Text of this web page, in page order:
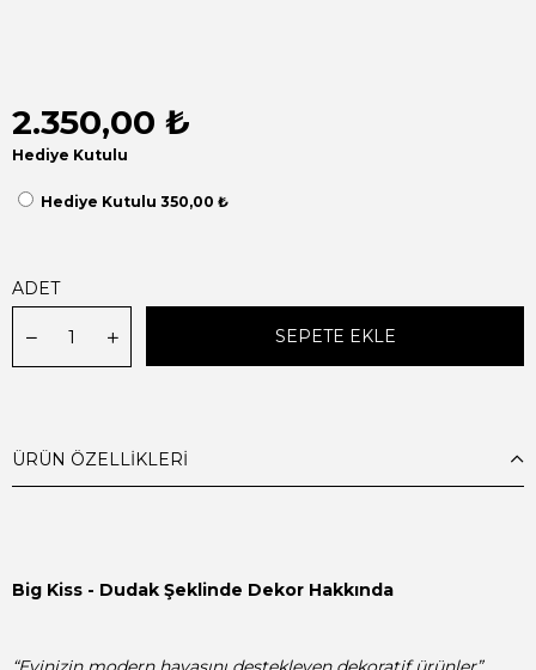
2.350,00 ₺
Hediye Kutulu
Hediye Kutulu 350,00 ₺
ADET
ÜRÜN ÖZELLIKLERI
Big Kiss - Dudak Şeklinde Dekor Hakkında